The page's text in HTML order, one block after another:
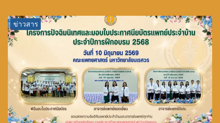
ข่าวสาร